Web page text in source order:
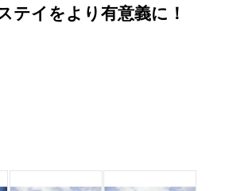
テイをより有意義に！